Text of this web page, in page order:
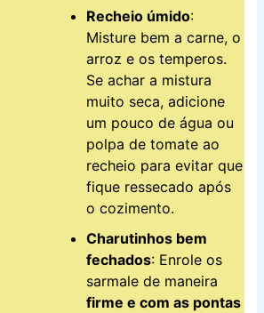
Recheio úmido:
Misture bem a carne, o
arroz e os temperos.
Se achar a mistura
muito seca, adicione
um pouco de água ou
polpa de tomate ao
recheio para evitar que
fique ressecado após
o cozimento.
Charutinhos bem
fechados: Enrole os
sarmale de maneira
firme e com as pontas